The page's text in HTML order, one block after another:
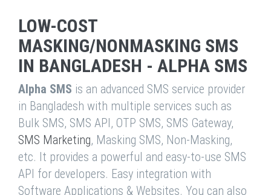
LOW-COST
MASKING/NONMASKING SMS
IN BANGLADESH - ALPHA SMS
Alpha SMS is an advanced SMS service provider
in Bangladesh with multiple services such as
Bulk SMS, SMS API, OTP SMS, SMS Gateway,
SMS Marketing, Masking SMS, Non-Masking,
etc. It provides a powerful and easy-to-use SMS
API for developers. Easy integration with
Software Applications & Websites. You can also